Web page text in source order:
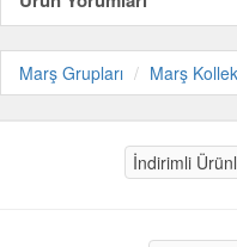
Marş Grupları Marş
İndirimli